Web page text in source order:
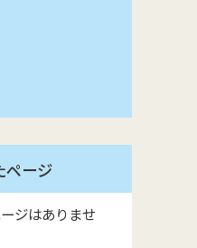
ページ
ジはありませ